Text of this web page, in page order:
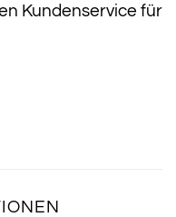
Kundenservice für